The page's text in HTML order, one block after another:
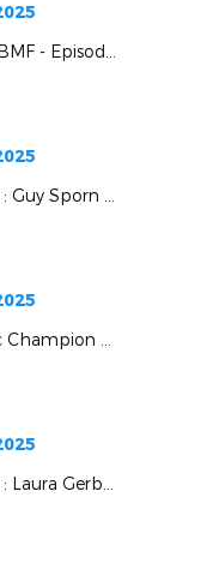
Inside Formation BMF - Episode 2 : "De joueur à éducateur"
Bénévole du Mois : Guy Sporn (Cannes)
Six-Fours Le Brusc Champion R1 Aleo Innovation !
Bénévole du Mois : Laura Gerby (Gerby FCF Toulon)